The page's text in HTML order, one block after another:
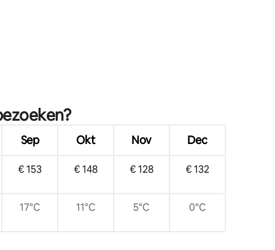
Sep Okt Nov Dec
€ 153 € 148 € 128 € 132
17°C 11°C 5°C 0°C